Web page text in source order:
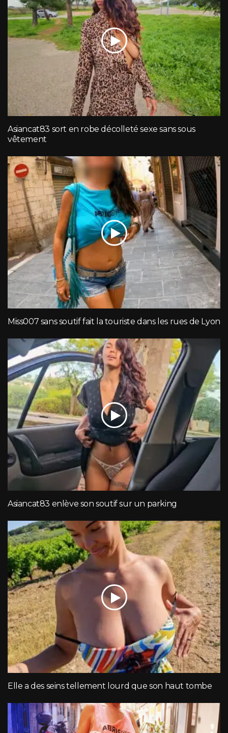
Asiancat83 sort en robe décolleté sexe sans sous
vêtement
Miss007 sans soutif fait la touriste dans les rues de Lyon
Asiancat83 enlève son soutif sur un parking
Elle a des seins tellement lourd que son haut tombe